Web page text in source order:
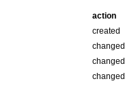
action
created
changed
changed
changed